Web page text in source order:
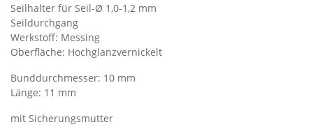
Seilhalter für Seil-Ø 1,0-1,2 mm
Seildurchgang
Werkstoff: Messing
Oberfläche: Hochglanzvernickelt
Bund­durch­messer: 10 mm
Länge: 11 mm
mit Sicherungsmutter